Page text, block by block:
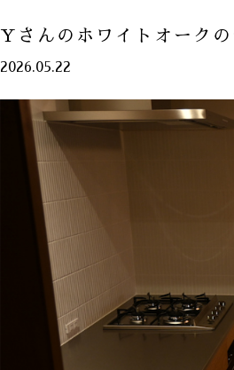
Yさんのホワイトオーク
2026.05.22